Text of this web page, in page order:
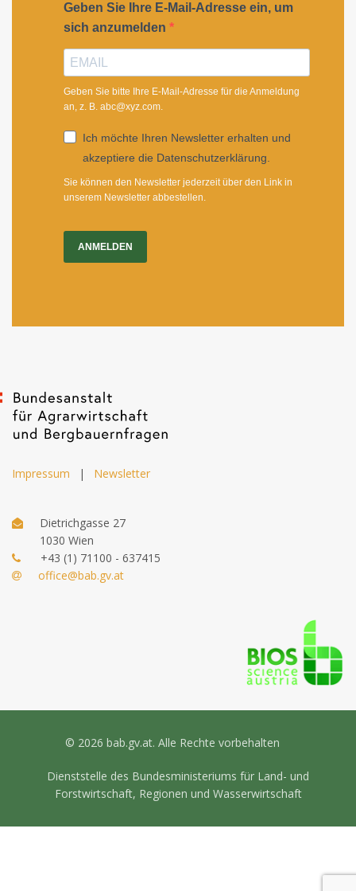
Geben Sie Ihre E-Mail-Adresse ein, um
sich anzumelden
Geben Sie bitte Ihre E-Mail-Adresse für die Anmeldung
an, z. B. abc@xyz.com.
Ich möchte Ihren Newsletter erhalten und
akzeptiere die Datenschutzerklärung.
Sie können den Newsletter jederzeit über den Link in
unserem Newsletter abbestellen.
ANMELDEN
Impressum | Newsletter
Dietrichgasse 27
1030 Wien
+43 (1) 71100 - 637415
office@bab.gv.at
© 2026 bab.gv.at. Alle Rechte vorbehalten
Dienststelle des Bundesministeriums für Land- und
Forstwirtschaft, Regionen und Wasserwirtschaft